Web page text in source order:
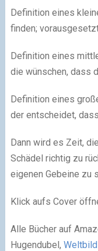
Definition eines
finden;
Definition eines
die wünschen, dass
Definition eines
der entscheidet,
Dann wird es Zeit,
Schädel richtig zu
eigenen Gebeine zu
Klick aufs Cover
Alle Bücher auf
Hugendubel, Weltbild